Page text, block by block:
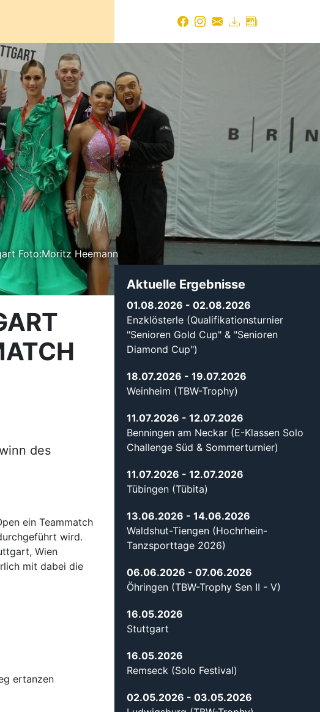
Foto:Moritz Heemann
des
ein Teammatch
wird.
Wien
mit dabei die
ertanzen
Aktuelle Ergebnisse
01.08.2026 - 02.08.2026
Enzklösterle (Qualifikationsturnier
"Senioren Gold Cup" & "Senioren
Diamond Cup")
18.07.2026 - 19.07.2026
Weinheim (TBW-Trophy)
11.07.2026 - 12.07.2026
Benningen am Neckar (E-Klassen Solo
Challenge Süd & Sommerturnier)
11.07.2026 - 12.07.2026
Tübingen (Tübita)
13.06.2026 - 14.06.2026
Waldshut-Tiengen (Hochrhein-
Tanzsporttage 2026)
06.06.2026 - 07.06.2026
Öhringen (TBW-Trophy Sen II - V)
16.05.2026
Stuttgart
16.05.2026
Remseck (Solo Festival)
02.05.2026 - 03.05.2026